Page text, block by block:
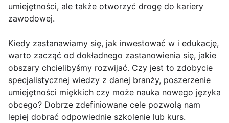
umiejętności, ale także otworzyć drogę do kariery
zawodowej.
Kiedy zastanawiamy się, jak inwestować w i edukację,
warto zacząć od dokładnego zastanowienia się, jakie
obszary chcielibyśmy rozwijać. Czy jest to zdobycie
specjalistycznej wiedzy z danej branży, poszerzenie
umiejętności miękkich czy może nauka nowego języka
obcego? Dobrze zdefiniowane cele pozwolą nam
lepiej dobrać odpowiednie szkolenie lub kurs.